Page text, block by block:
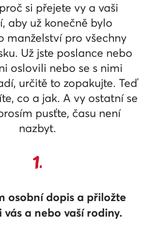
si přejete vy a vaši
aby už konečně bylo
manželství pro všechny
Už jste poslance nebo
oslovili nebo se s nimi
určitě to zopakujte. Teď
co a jak. A vy ostatní se
pusťte, času není
nazbyt.
1.
osobní dopis a přiložte
a nebo vaší rodiny.